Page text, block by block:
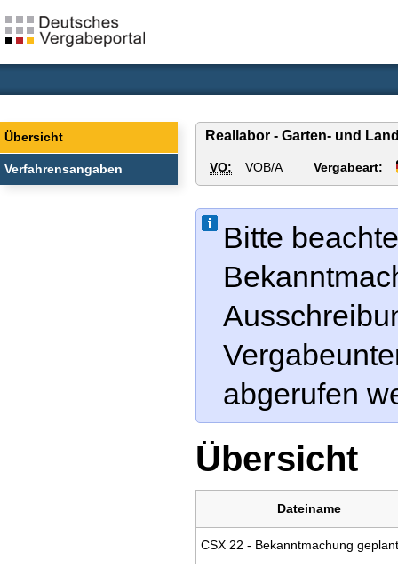
Übersicht
Verfahrensangaben
Reallabor - Garten- und
VO: VOB/A Vergabeart:
Bitte
abgerufen
Übersicht
Dateiname